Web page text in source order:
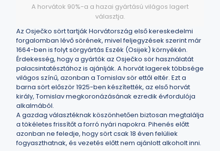
A horvátok 90%-a a hazai gyártású világos lagert
választja.
Az Osječko sört tartják Horvátország első kereskedelmi
forgalomban lévő sörének, mivel feljegyzések szerint már
1664-ben is folyt sörgyártás Eszék (Osijek) környékén.
Érdekesség, hogy a gyártók az Osječko sör használatát
palacsintatésztához is ajánlják. A horvát lagerek többsége
világos színű, azonban a Tomislav sör ettől eltér. Ezt a
barna sört először 1925-ben készítették, az első horvát
király, Tomislav megkoronázásának ezredik évfordulója
alkalmából.
A gazdag választéknak köszönhetően biztosan megtalálja
a tökéletes frissítőt a forró nyári napokra. Pihenés előtt
azonban ne feledje, hogy sört csak 18 éven felüliek
fogyaszthatnak, és vezetés előtt nem ajánlott alkoholt inni.